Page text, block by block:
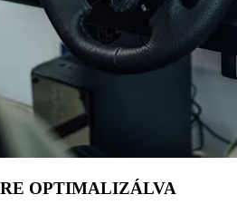
OPTIMALIZÁLVA